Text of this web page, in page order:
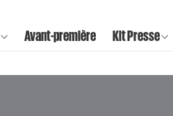
Avant-première Kit Presse